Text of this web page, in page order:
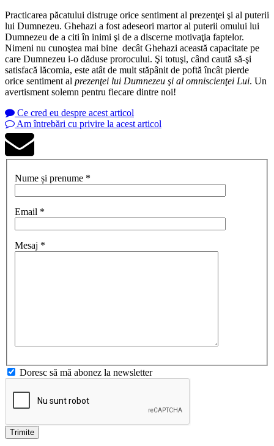
Practicarea păcatului distruge orice sentiment al prezenţei şi al puterii
lui Dumnezeu. Ghehazi a fost adeseori martor al puterii omului lui
Dumnezeu de a citi în inimi şi de a discerne motivaţia faptelor.
Nimeni nu cunoştea mai bine decât Ghehazi această capacitate pe
care Dumnezeu i-o dăduse prorocului. Şi totuşi, când caută să-şi
satisfacă lăcomia, este atât de mult stăpânit de poftă încât pierde
orice sentiment al prezenţei lui Dumnezeu şi al omniscienţei Lui. Un
avertisment solemn pentru fiecare dintre noi!
Ce cred eu despre acest articol
Am întrebări cu privire la acest articol
Nume și prenume *
Email *
Mesaj *
Doresc să mă abonez la newsletter
Trimite